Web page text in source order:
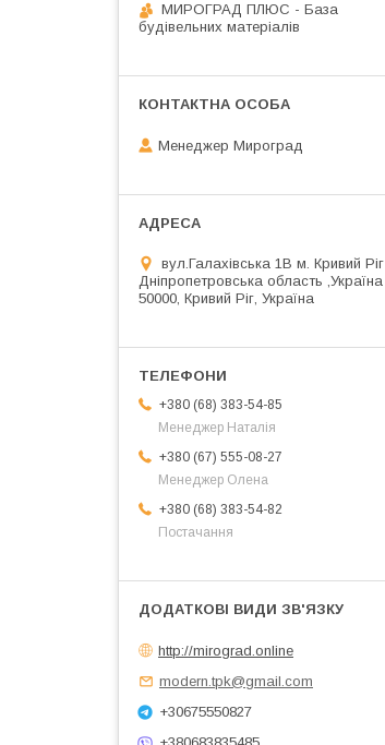
МИРОГРАД ПЛЮС - База
будівельних матеріалів
Менеджер Мироград
вул.Галахівська 1В м. Кривий Ріг
Дніпропетровська область ,Україна
50000, Кривий Ріг, Україна
+380 (68) 383-54-85
Менеджер Наталія
+380 (67) 555-08-27
Менеджер Олена
+380 (68) 383-54-82
Постачання
http://mirograd.online
modern.tpk@gmail.com
+30675550827